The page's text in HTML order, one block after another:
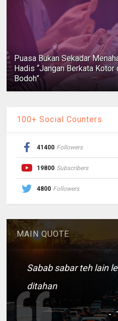
Puasa Bukan Sekadar
Hadis “Jangan Berkata
Bodoh”
100+ Social Counters
41400 Followers
19800 Subscribers
4800 Followers
MAIN QUOTE
Sabab sabar teh lain
ditahan
-